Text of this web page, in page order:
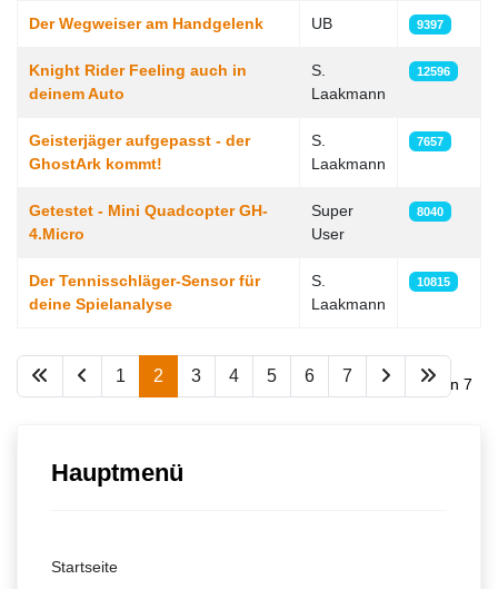
Der Wegweiser am Handgelenk UB 9397
Knight Rider Feeling auch in
deinem Auto
S.
Laakmann
12596
Geisterjäger aufgepasst - der
GhostArk kommt!
S.
Laakmann
7657
Getestet - Mini Quadcopter GH-
4.Micro
Super
User
8040
Der Tennisschläger-Sensor für
deine Spielanalyse
S.
Laakmann
10815
Seite 2 von 7
1 2 3 4 5 6 7
Hauptmenü
Startseite